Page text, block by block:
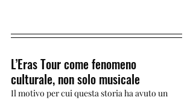
L’Eras Tour come fenomeno
culturale, non solo musicale
Il motivo per cui questa storia ha avuto un